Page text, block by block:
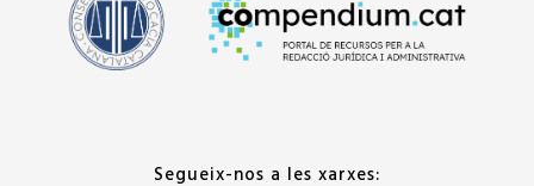
Segueix-nos a les xarxes: